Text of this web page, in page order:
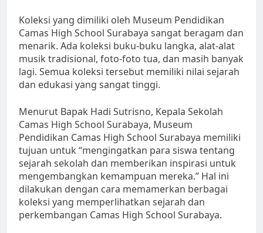
Koleksi yang dimiliki oleh Museum Pendidikan
Camas High School Surabaya sangat beragam dan
menarik. Ada koleksi buku-buku langka, alat-alat
musik tradisional, foto-foto tua, dan masih banyak
lagi. Semua koleksi tersebut memiliki nilai sejarah
dan edukasi yang sangat tinggi.
Menurut Bapak Hadi Sutrisno, Kepala Sekolah
Camas High School Surabaya, Museum
Pendidikan Camas High School Surabaya memiliki
tujuan untuk “mengingatkan para siswa tentang
sejarah sekolah dan memberikan inspirasi untuk
mengembangkan kemampuan mereka.” Hal ini
dilakukan dengan cara memamerkan berbagai
koleksi yang memperlihatkan sejarah dan
perkembangan Camas High School Surabaya.